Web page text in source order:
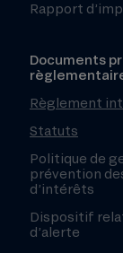
Rapport
Documents
Règlement
Statuts
Politique de
prévention
d’intérêts
Dispositif
d’alerte